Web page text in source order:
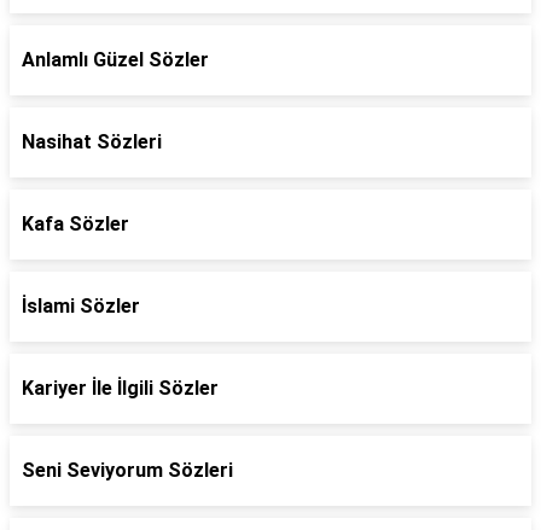
Anlamlı Güzel Sözler
Nasihat Sözleri
Kafa Sözler
İslami Sözler
Kariyer İle İlgili Sözler
Seni Seviyorum Sözleri